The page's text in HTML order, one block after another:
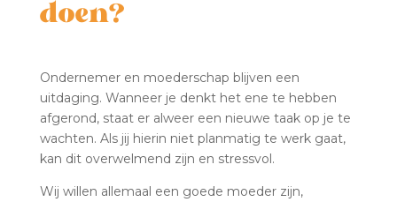
doen?
Ondernemer en moederschap blijven een
uitdaging. Wanneer je denkt het ene te hebben
afgerond, staat er alweer een nieuwe taak op je te
wachten. Als jij hierin niet planmatig te werk gaat,
kan dit overwelmend zijn en stressvol.
Wij willen allemaal een goede moeder zijn,